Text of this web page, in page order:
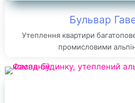
Бульвар
Утеплення квартири
промисловими